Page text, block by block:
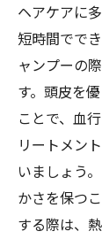
ヘアケアに
短時間でで
ャンプーの
す。頭皮を
ことで、血
リートメン
いましょう
かさを保つ
する際は、